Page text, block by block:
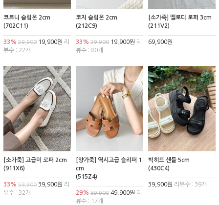
코르니 슬립온 2cm
(702C11)
33% 29,900 19,900원 리
뷰수 : 22개
코지 슬립온 2cm
(212C9)
33% 29,90019,900원 리
뷰수 : 80개
[소가죽] 멜로디 로퍼 3cm
(211V2)
69,900원
[소가죽] 고급미 로퍼 2cm
(911X6)
33% 59,900 39,900원 리
뷰수 : 32개
[양가죽] 역시고급 슬리퍼 1
cm
(515Z4)
29% 69,90049,900원 리
뷰수 : 17개
빅히트 샌들 5cm
(430C4)
39,900원 리뷰수 : 39개